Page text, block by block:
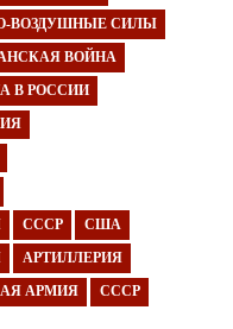
ВОЗДУШНЫЕ СИЛЫ
ВОЙНА
В РОССИИ
СССР США
АРТИЛЛЕРИЯ
АРМИЯ СССР